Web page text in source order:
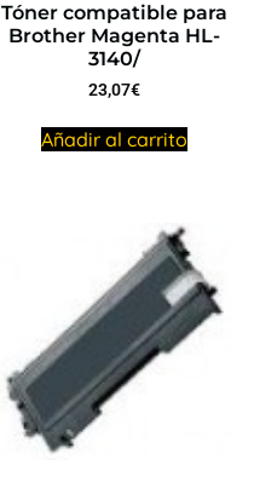
Tóner compatible para
Brother Magenta HL-
3140/
23,07€
Añadir al carrito